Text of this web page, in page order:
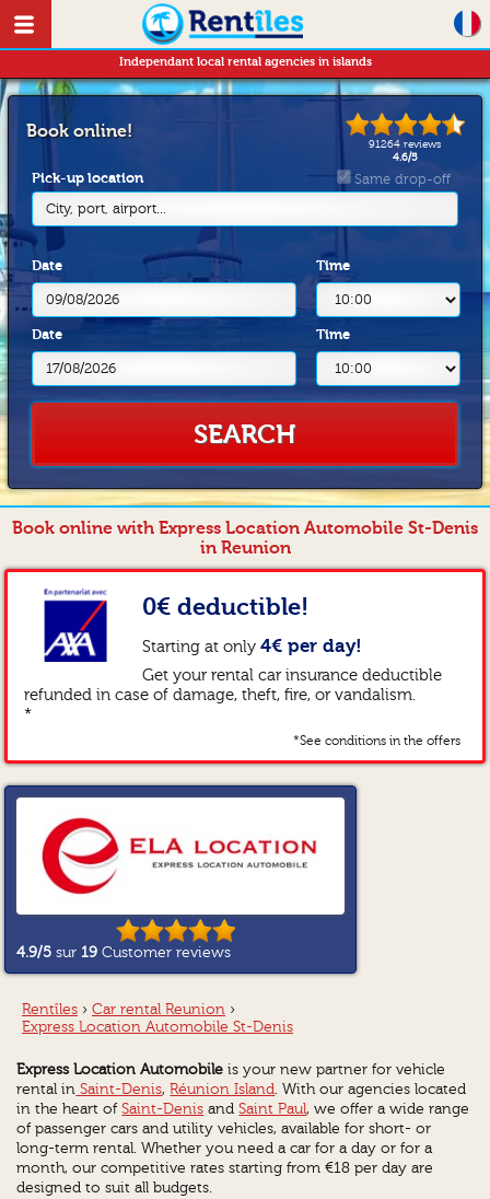
Independant local rental agencies in islands
91264 reviews
4.6/5
Book online!
Pick-up location
City, port, airport...
Same drop-off
Date Time
Date Time
SEARCH
Book online with Express Location Automobile St-Denis
in Reunion
0€ deductible!
Starting at only 4€ per day!
Get your rental car insurance deductible
refunded in case of damage, theft, fire, or vandalism.
*
*See conditions in the offers
4.9/5 sur 19 Customer reviews
Rentîles › Car rental Reunion ›
Express Location Automobile St-Denis
Express Location Automobile is your new partner for vehicle
rental in Saint-Denis,Réunion Island. With our agencies located
in the heart ofSaint-Denis andSaint Paul, we offer a wide range
of passenger cars and utility vehicles, available for short- or
long-term rental. Whether you need a car for a day or for a
month, our competitive rates starting from €18 per day are
designed to suit all budgets.